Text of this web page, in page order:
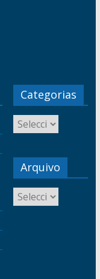
Categorias
Arquivo